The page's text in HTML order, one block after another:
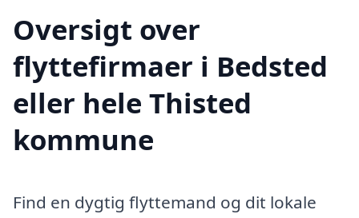
Oversigt over
flyttefirmaer i Bedsted
eller hele Thisted
kommune
Find en dygtig flyttemand og dit lokale